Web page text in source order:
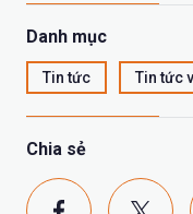
Danh mục
Tin tức Tin tức
Chia sẻ